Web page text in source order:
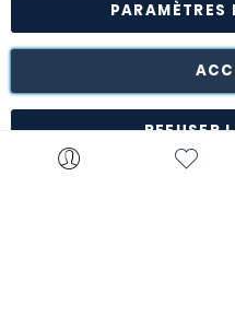
Retour des marchandises
suivant leur réception dans
notre entrepôt
*à l'exception de
PARAMÈTRES
REFUSER